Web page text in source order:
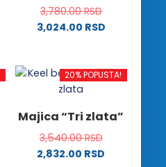
stranici
proizvoda.
3,780.00RSD
3,024.00 RSD
ima
više
Opcije
mogu
biti
20% POPUSTA!
Majica “Tri zlata”
3,540.00RSD
2,832.00 RSD